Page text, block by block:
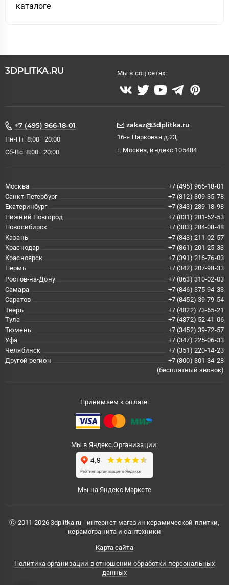
каталоге
3DPLITKA.RU Мы в соц.сетях:
+7 (495) 966-18-01
Пн-Пт: 8:00–20:00
Сб-Вс: 8:00–20:00
zakaz@3dplitka.ru
16-я Парковая д.23,
г. Москва, индекс 105484
Москва
+7 (495) 966-18-01
Санкт-Петербург
+7 (812) 309-35-78
Екатеринбург
+7 (343) 289-18-98
Нижний Новгород
+7 (831) 281-52-53
Новосибирск
+7 (383) 284-08-48
Казань
+7 (843) 211-02-57
Краснодар
+7 (861) 201-25-33
Красноярск
+7 (391) 216-76-03
Пермь
+7 (342) 207-98-33
Ростов-на-Дону
+7 (863) 310-02-03
Самара
+7 (846) 375-94-33
Саратов
+7 (8452) 39-79-54
Тверь
+7 (4822) 73-65-21
Тула
+7 (4872) 52-41-06
Тюмень
+7 (3452) 39-72-57
Уфа
+7 (347) 225-06-33
Челябинск
+7 (351) 220-14-23
Другой регион
+7 (800) 301-34-28
(бесплатный звонок)
Принимаем к оплате:
Мы в Яндекс.Организации:
Мы на Яндекс.Маркете
Ⓒ 2011-2026 3dplitka.ru - интернет-магазин керамической плитки,
керамогранита и сантехники
Карта сайта
Политика организации в отношении обработки персональных
данных